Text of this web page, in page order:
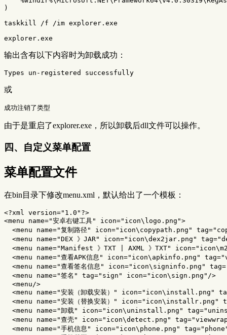
)
taskkill /f /im explorer.exe
输出含有以下内容时为卸载成功：
或
由于是重启了explorer.exe，所以卸载后dll文件可以操作。
四、自定义菜单配置
菜单配置文件
在bin目录下修改menu.xml，默认给出了一个模板：
<?xml version="1.0"?>
<menu name="安卓右键工具" icon="icon\logo.png">
<menu name="复制路径" icon="icon\copypath.png"
<menu name="DEX 》JAR" icon="icon\dex2jar.png"
<menu name="Manifest 》TXT | AXML 》TXT"
<menu name="查看APK信息" icon="icon\apkinfo.png"
<menu name="查看签名信息" icon="icon\signinfo.png"
  <menu name="签名" tag="sign" icon="icon\sign.png"/>
  <menu/>
<menu name="安装（卸载安装）" icon="icon\install.png"
<menu name="安装（替换安装）" icon="icon\installr.png"
<menu name="卸载" icon="icon\uninstall.png"
<menu name="查壳" icon="icon\detect.png"
<menu name="手机信息" icon="icon\phone.png"